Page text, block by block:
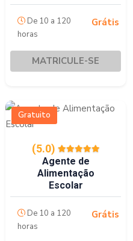
De 10 a 120
horas
Grátis
MATRICULE-SE
Gratuito
(5.0)
Agente de
Alimentação
Escolar
De 10 a 120
horas
Grátis